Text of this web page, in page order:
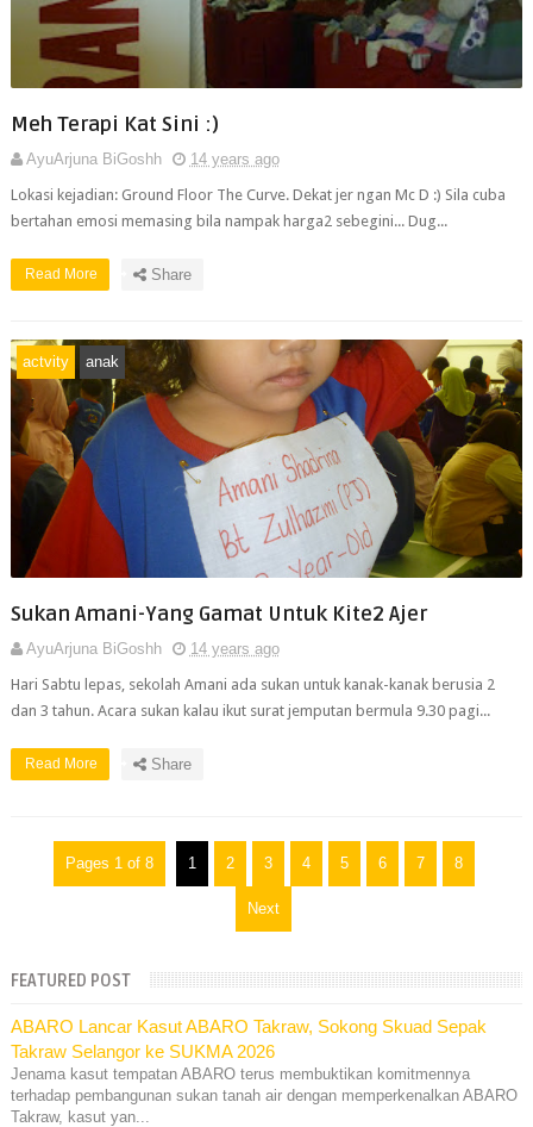
Meh Terapi Kat Sini :)
AyuArjuna BiGoshh
14 years ago
Lokasi kejadian: Ground Floor The Curve. Dekat jer ngan Mc D :) Sila cuba
bertahan emosi memasing bila nampak harga2 sebegini... Dug...
Read More Share
actvity anak
Sukan Amani-Yang Gamat Untuk Kite2 Ajer
AyuArjuna BiGoshh
14 years ago
Hari Sabtu lepas, sekolah Amani ada sukan untuk kanak-kanak berusia 2
dan 3 tahun. Acara sukan kalau ikut surat jemputan bermula 9.30 pagi...
Read More Share
Pages 1 of 8 1 2 3 4 5 6 7 8
Next
FEATURED POST
ABARO Lancar Kasut ABARO Takraw, Sokong Skuad Sepak
Takraw Selangor ke SUKMA 2026
Jenama kasut tempatan ABARO terus membuktikan komitmennya
terhadap pembangunan sukan tanah air dengan memperkenalkan ABARO
Takraw, kasut yan...